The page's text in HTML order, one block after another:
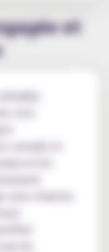
et
s'est
conseils et
avec d'autres